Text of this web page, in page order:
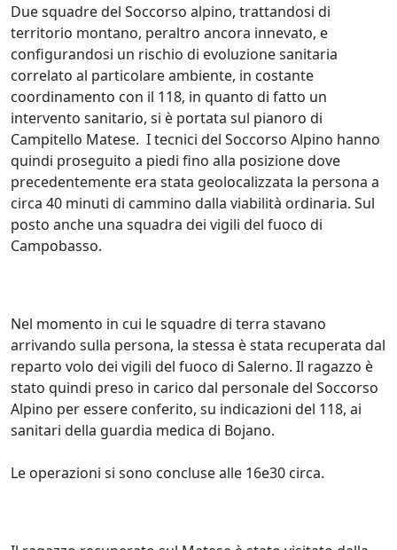
Due squadre del Soccorso alpino, trattandosi di
territorio montano, peraltro ancora innevato, e
configurandosi un rischio di evoluzione sanitaria
correlato al particolare ambiente, in costante
coordinamento con il 118, in quanto di fatto un
intervento sanitario, si è portata sul pianoro di
Campitello Matese. I tecnici del Soccorso Alpino hanno
quindi proseguito a piedi fino alla posizione dove
precedentemente era stata geolocalizzata la persona a
circa 40 minuti di cammino dalla viabilità ordinaria. Sul
posto anche una squadra dei vigili del fuoco di
Campobasso.
Nel momento in cui le squadre di terra stavano
arrivando sulla persona, la stessa è stata recuperata dal
reparto volo dei vigili del fuoco di Salerno. Il ragazzo è
stato quindi preso in carico dal personale del Soccorso
Alpino per essere conferito, su indicazioni del 118, ai
sanitari della guardia medica di Bojano.
Le operazioni si sono concluse alle 16e30 circa.